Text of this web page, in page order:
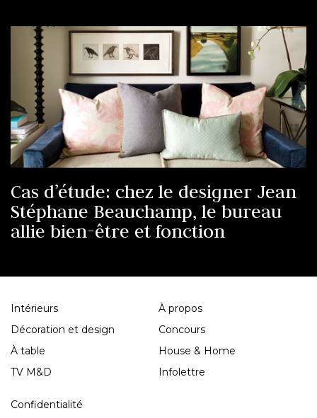
Cas d’étude: chez le designer Jean
Stéphane Beauchamp, le bureau
allie bien-être et fonction
Intérieurs
Décoration et design
À table
TV M&D
À propos
Concours
House & Home
Infolettre
Confidentialité